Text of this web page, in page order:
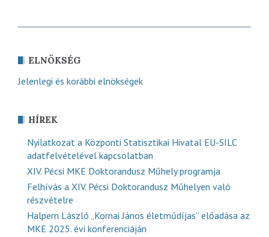
ELNÖKSÉG
Jelenlegi és korábbi elnökségek
HÍREK
Nyilatkozat a Központi Statisztikai Hivatal EU-SILC
adatfelvételével kapcsolatban
XIV. Pécsi MKE Doktorandusz Műhely programja
Felhívás a XIV. Pécsi Doktorandusz Műhelyen való
részvételre
Halpern László „Kornai János életműdíjas” előadása az
MKE 2025. évi konferenciáján